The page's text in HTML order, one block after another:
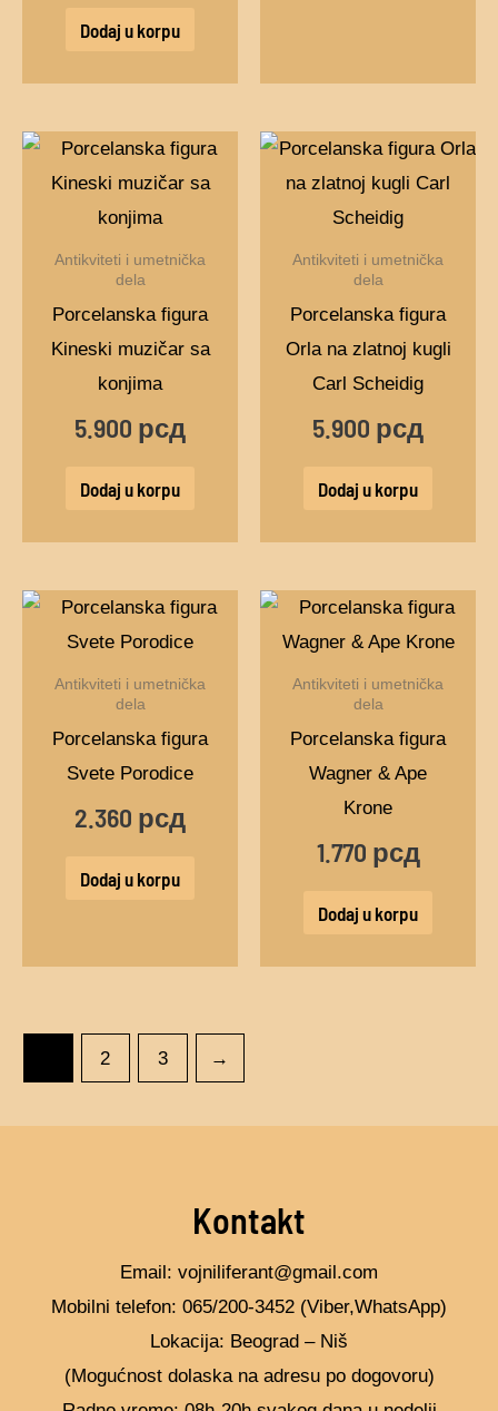
Dodaj u korpu
Antikviteti i umetnička
dela
Porcelanska figura
Kineski muzičar sa
konjima
5.900 рсд
Dodaj u korpu
Antikviteti i umetnička
dela
Porcelanska figura
Orla na zlatnoj kugli
Carl Scheidig
5.900 рсд
Dodaj u korpu
Antikviteti i umetnička
dela
Porcelanska figura
Svete Porodice
2.360 рсд
Dodaj u korpu
Antikviteti i umetnička
dela
Porcelanska figura
Wagner & Ape
Krone
1.770 рсд
Dodaj u korpu
2 3 →
Kontakt
Email: vojniliferant@gmail.com
Mobilni telefon: 065/200-3452 (Viber,WhatsApp)
Lokacija: Beograd – Niš
(Mogućnost dolaska na adresu po dogovoru)